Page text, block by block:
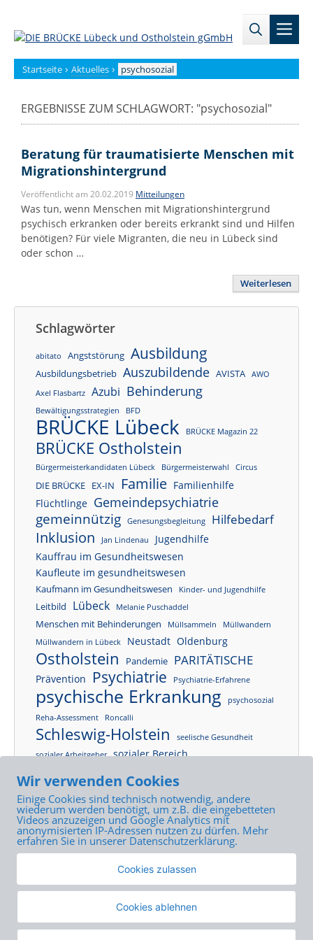
springen
→
Zur
Zum
Startseite › Aktuelles › psychosozial
ERGEBNISSE ZUM SCHLAGWORT: "psychosozial"
Beratung für traumatisierte Menschen mit
Migrationshintergrund
Veröffentlicht am 20.02.2019 Mitteilungen
Was tun, wenn Menschen mit Migrationshintergrund
psychisch erkranken oder bereits erkrankt sind und Hilfen
benötigen? Für viele Migranten, die neu in Lübeck sind
oder schon …
Weiterlesen
Schlagwörter
abitato Angststörung Ausbildung
Ausbildungsbetrieb Auszubildende AVISTA
AWO
Axel Flasbartz
Azubi Behinderung
Bewältigungsstrategien BFD
BRÜCKE Lübeck BRÜCKE Magazin 22
BRÜCKE Ostholstein
Bürgermeisterkandidaten Lübeck Bürgermeisterwahl Circus
DIE BRÜCKE EX-IN Familie Familienhilfe
Flüchtlinge Gemeindepsychiatrie
gemeinnützig Genesungsbegleitung Hilfebedarf
Inklusion Jan Lindenau
Jugendhilfe
Kauffrau im Gesundheitswesen
Kaufleute im gesundheitswesen
Kaufmann im Gesundheitswesen Kinder- und Jugendhilfe
Leitbild Lübeck Melanie Puschaddel
Menschen mit Behinderungen Müllsammeln
Müllwandern
Müllwandern in Lübeck
Neustadt Oldenburg
Ostholstein Pandemie PARITÄTISCHE
Prävention Psychiatrie Psychiatrie-Erfahrene
psychische Erkrankung
psychosozial
Reha-Assessment
Roncalli
Schleswig-Holstein
seelische Gesundheit
sozialer Arbeitgeber
sozialer Bereich
Tagesstruktur Tagesstätte
Tageszentrum Tageszentrum Lübeck
Teilhabe
therapeutische Angebote
Wir verwenden Cookies
Einige Cookies sind technisch notwendig, andere
wiederum werden benötigt, um z.B. die eingebetteten
Videos anzuzeigen und Google Analytics mit
anonymisierten IP-Adressen nutzen zu dürfen. Mehr
erfahren Sie in unserer Datenschutzerklärung.
Cookies zulassen
Cookies ablehnen